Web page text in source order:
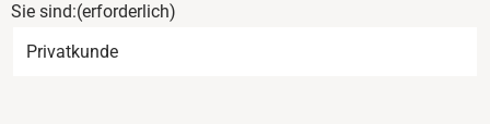
Sie sind:(erforderlich)